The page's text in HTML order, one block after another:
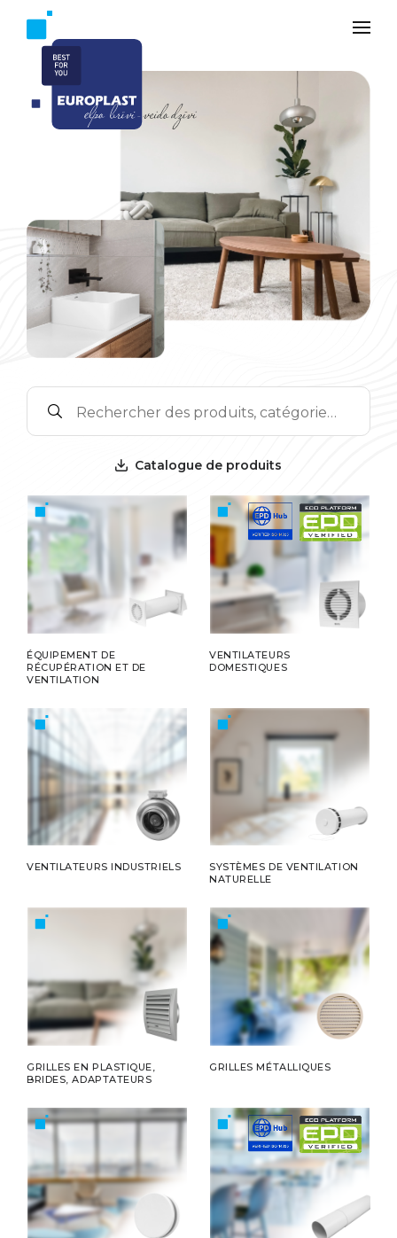
Catalogue de produits
ÉQUIPEMENT DE
RÉCUPÉRATION ET DE
VENTILATION
VENTILATEURS
DOMESTIQUES
VENTILATEURS INDUSTRIELS
SYSTÈMES DE VENTILATION
NATURELLE
GRILLES EN PLASTIQUE,
BRIDES, ADAPTATEURS
GRILLES MÉTALLIQUES